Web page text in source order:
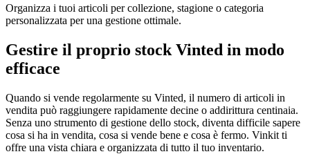
Organizza i tuoi articoli per collezione, stagione o categoria
personalizzata per una gestione ottimale.
Gestire il proprio stock Vinted in modo
efficace
Quando si vende regolarmente su Vinted, il numero di articoli in
vendita può raggiungere rapidamente decine o addirittura centinaia.
Senza uno strumento di gestione dello stock, diventa difficile sapere
cosa si ha in vendita, cosa si vende bene e cosa è fermo. Vinkit ti
offre una vista chiara e organizzata di tutto il tuo inventario.